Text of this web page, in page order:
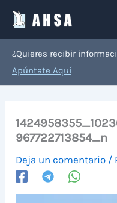
contenido
¿Quieres recibir
Apúntate Aquí
967722713854_n
Deja un comentario /